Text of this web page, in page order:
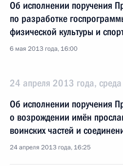
Об исполнении поручения
по разработке
физической культуры и
6 мая 2013 года, 16:00
24 апреля 2013 года, среда
Об исполнении поручения
о возрождении имён
воинских частей и
24 апреля 2013 года, 16:25